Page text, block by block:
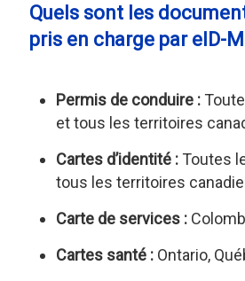
Quels sont les
pris en charge par eID-
Permis de conduire :
et tous les territoires
Cartes d’identité : Toutes
tous les territoires
Carte de services :
Cartes santé : Ontario,